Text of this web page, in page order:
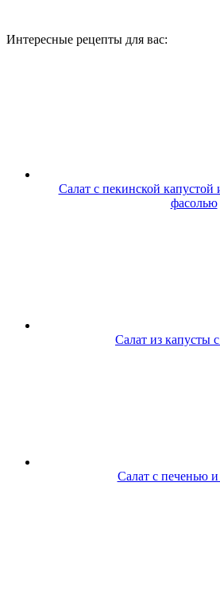
Интересные рецепты для вас:
Салат с пекинской капустой
фасолью
Салат из капусты
Салат с печенью